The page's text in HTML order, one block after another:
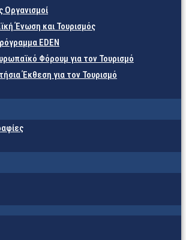
Οργανισμοί
Ένωση και Τουρισμός
EDEN
Φόρουμ για τον Τουρισμό
Έκθεση για τον Τουρισμό